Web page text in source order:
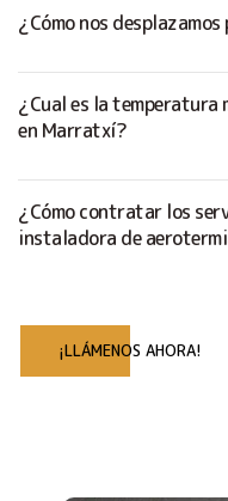
¿Cómo nos
¿Cual es la temperatura
en Marratxí?
¿Cómo contratar los
instaladora de
¡LLÁMENOS AHORA!